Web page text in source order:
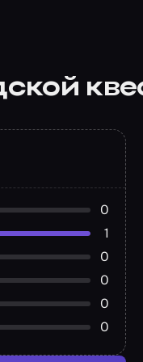
0
1
0
0
0
0